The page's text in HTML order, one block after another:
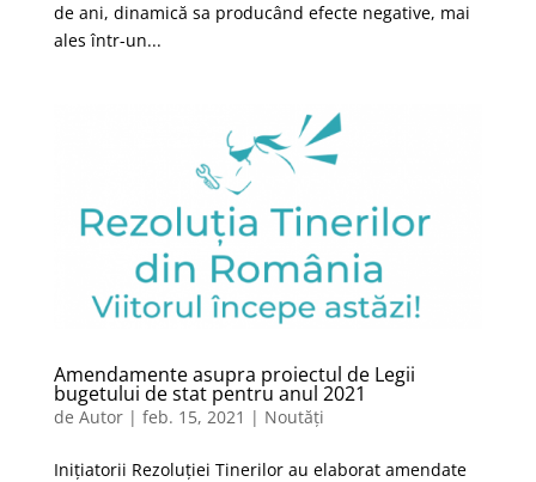
de ani, dinamică sa producând efecte negative, mai
ales într-un...
Amendamente asupra proiectul de Legii
bugetului de stat pentru anul 2021
de Autor| feb. 15, 2021 | Noutăți
Inițiatorii Rezoluției Tinerilor au elaborat amendate